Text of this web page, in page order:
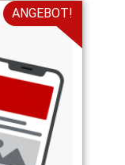
ANGEBOT!